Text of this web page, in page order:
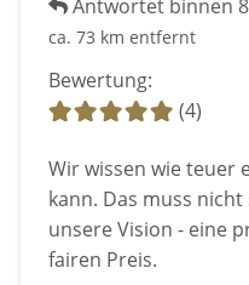
Antwortet binnen
ca. 73 km entfernt
Bewertung:
(4)
Wir wissen wie teuer
kann. Das muss
unsere Vision - eine
fairen Preis.